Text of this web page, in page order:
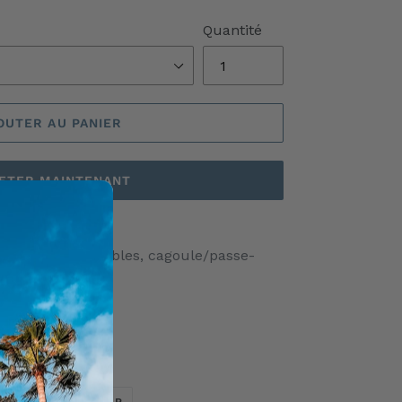
Quantité
AU PANIER
MAINTENANT
différents possibles, cagoule/passe-
TWEETER